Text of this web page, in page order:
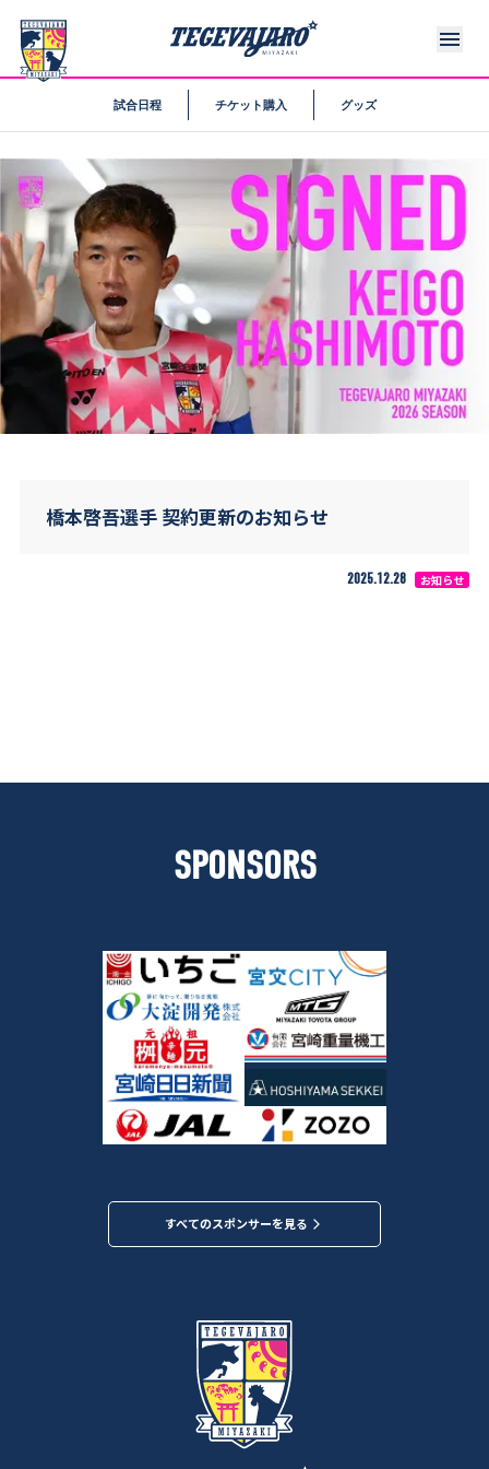
試合日程 チケット購入 グッズ
橋本啓吾選手 契約更新のお知らせ
2025.12.28 お知らせ
SPONSORS
すべてのスポンサーを見る